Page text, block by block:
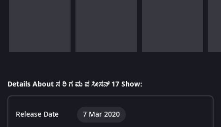
Details About ಸ ರಿ ಗ ಮ ಪ ಸೀಸನ್ 17 Show:
Release Date 7 Mar 2020